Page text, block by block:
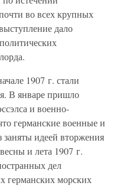
во всех крупных
дало
1907 г. стали
В январе пришло
и военно-
германские военные и
заняты идеей вторжения
и лета 1907 г.
дел
германских морских